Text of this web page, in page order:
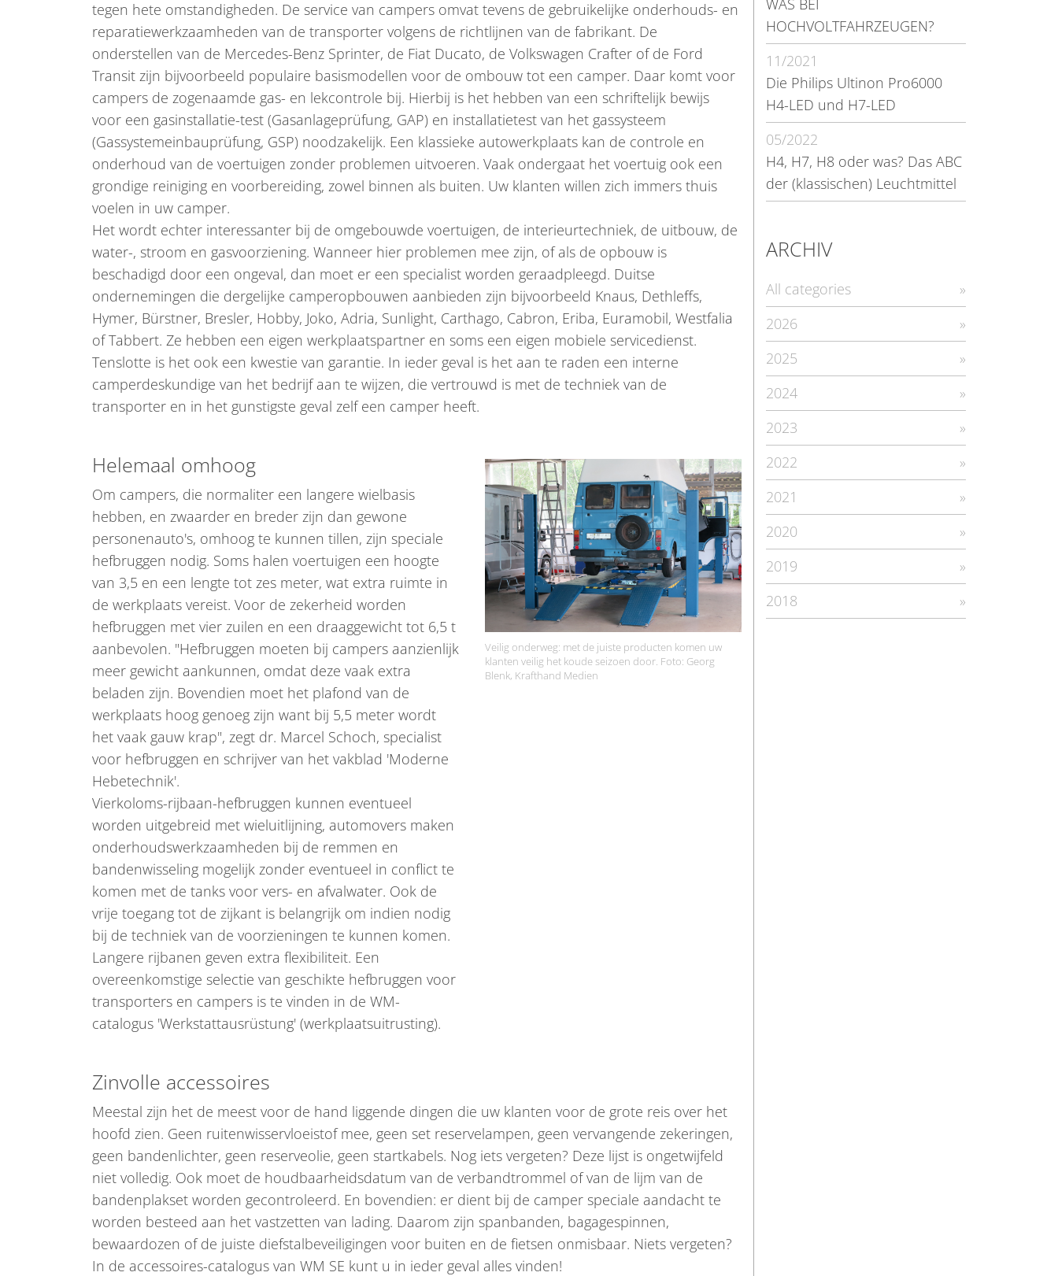
tegen hete omstandigheden. De service van campers omvat tevens de gebruikelijke onderhouds- en
reparatiewerkzaamheden van de transporter volgens de richtlijnen van de fabrikant. De
onderstellen van de Mercedes-Benz Sprinter, de Fiat Ducato, de Volkswagen Crafter of de Ford
Transit zijn bijvoorbeeld populaire basismodellen voor de ombouw tot een camper. Daar komt voor
campers de zogenaamde gas- en lekcontrole bij. Hierbij is het hebben van een schriftelijk bewijs
voor een gasinstallatie-test (Gasanlageprüfung, GAP) en installatietest van het gassysteem
(Gassystemeinbauprüfung, GSP) noodzakelijk. Een klassieke autowerkplaats kan de controle en
onderhoud van de voertuigen zonder problemen uitvoeren. Vaak ondergaat het voertuig ook een
grondige reiniging en voorbereiding, zowel binnen als buiten. Uw klanten willen zich immers thuis
voelen in uw camper.
Het wordt echter interessanter bij de omgebouwde voertuigen, de interieurtechniek, de uitbouw, de
water-, stroom en gasvoorziening. Wanneer hier problemen mee zijn, of als de opbouw is
beschadigd door een ongeval, dan moet er een specialist worden geraadpleegd. Duitse
ondernemingen die dergelijke camperopbouwen aanbieden zijn bijvoorbeeld Knaus, Dethleffs,
Hymer, Bürstner, Bresler, Hobby, Joko, Adria, Sunlight, Carthago, Cabron, Eriba, Euramobil, Westfalia
of Tabbert. Ze hebben een eigen werkplaatspartner en soms een eigen mobiele servicedienst.
Tenslotte is het ook een kwestie van garantie. In ieder geval is het aan te raden een interne
camperdeskundige van het bedrijf aan te wijzen, die vertrouwd is met de techniek van de
transporter en in het gunstigste geval zelf een camper heeft.
Helemaal omhoog
Om campers, die normaliter een langere wielbasis
hebben, en zwaarder en breder zijn dan gewone
personenauto's, omhoog te kunnen tillen, zijn speciale
hefbruggen nodig. Soms halen voertuigen een hoogte
van 3,5 en een lengte tot zes meter, wat extra ruimte in
de werkplaats vereist. Voor de zekerheid worden
hefbruggen met vier zuilen en een draaggewicht tot 6,5 t
aanbevolen. "Hefbruggen moeten bij campers aanzienlijk
meer gewicht aankunnen, omdat deze vaak extra
beladen zijn. Bovendien moet het plafond van de
werkplaats hoog genoeg zijn want bij 5,5 meter wordt
het vaak gauw krap", zegt dr. Marcel Schoch, specialist
voor hefbruggen en schrijver van het vakblad 'Moderne
Hebetechnik'.
Vierkoloms-rijbaan-hefbruggen kunnen eventueel
worden uitgebreid met wieluitlijning, automovers maken
onderhoudswerkzaamheden bij de remmen en
bandenwisseling mogelijk zonder eventueel in conflict te
komen met de tanks voor vers- en afvalwater. Ook de
vrije toegang tot de zijkant is belangrijk om indien nodig
bij de techniek van de voorzieningen te kunnen komen.
Langere rijbanen geven extra flexibiliteit. Een
overeenkomstige selectie van geschikte hefbruggen voor
transporters en campers is te vinden in de WM-
catalogus 'Werkstattausrüstung' (werkplaatsuitrusting).
Veilig onderweg: met de juiste producten komen uw
klanten veilig het koude seizoen door. Foto: Georg
Blenk, Krafthand Medien
Zinvolle accessoires
Meestal zijn het de meest voor de hand liggende dingen die uw klanten voor de grote reis over het
hoofd zien. Geen ruitenwisservloeistof mee, geen set reservelampen, geen vervangende zekeringen,
geen bandenlichter, geen reserveolie, geen startkabels. Nog iets vergeten? Deze lijst is ongetwijfeld
niet volledig. Ook moet de houdbaarheidsdatum van de verbandtrommel of van de lijm van de
bandenplakset worden gecontroleerd. En bovendien: er dient bij de camper speciale aandacht te
worden besteed aan het vastzetten van lading. Daarom zijn spanbanden, bagagespinnen,
bewaardozen of de juiste diefstalbeveiligingen voor buiten en de fietsen onmisbaar. Niets vergeten?
In de accessoires-catalogus van WM SE kunt u in ieder geval alles vinden!
WAS BEI
HOCHVOLTFAHRZEUGEN?
11/2021
Die Philips Ultinon Pro6000
H4-LED und H7-LED
05/2022
H4, H7, H8 oder was? Das ABC
der (klassischen) Leuchtmittel
ARCHIV
All categories
2026
2025
2024
2023
2022
2021
2020
2019
2018